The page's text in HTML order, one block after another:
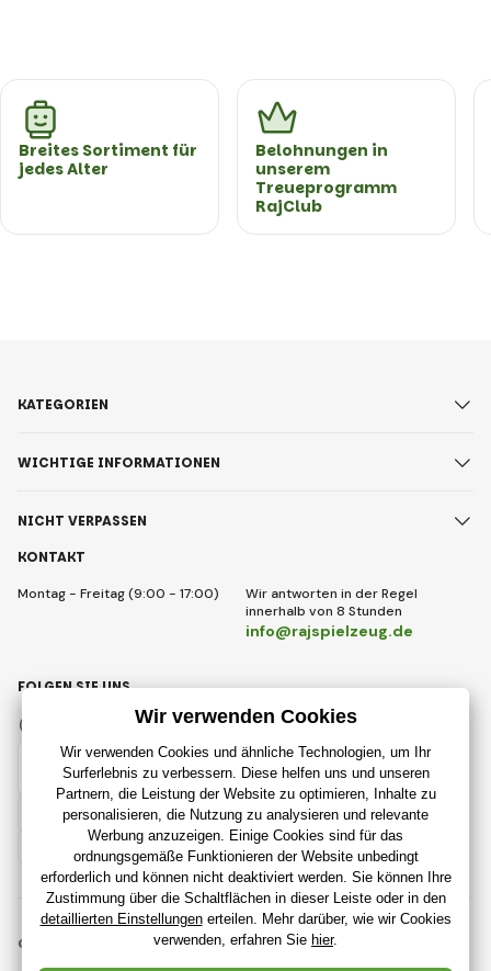
Breites Sortiment für
jedes Alter
Belohnungen in
unserem
Treueprogramm
RajClub
KONTAKT
Montag - Freitag (9:00 - 17:00)
Wir antworten in der Regel
innerhalb von 8 Stunden
info@rajspielzeug.de
KATEGORIEN
WICHTIGE INFORMATIONEN
NICHT VERPASSEN
Deutsch
FOLGEN SIE UNS
Instagram
© 2018 - 2026 RajSpielzeug.de, Alle Rechte vorbehalten